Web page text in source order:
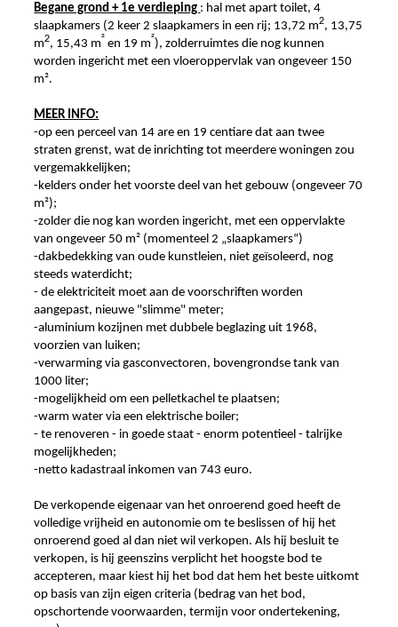
Begane grond + 1e verdieping : hal met apart toilet, 4
slaapkamers (2 keer 2 slaapkamers in een rij; 13,72 m2, 13,75
m2, 15,43 m² en 19 m²), zolderruimtes die nog kunnen
worden ingericht met een vloeroppervlak van ongeveer 150
m².
MEER INFO:
-op een perceel van 14 are en 19 centiare dat aan twee
straten grenst, wat de inrichting tot meerdere woningen zou
vergemakkelijken;
-kelders onder het voorste deel van het gebouw (ongeveer 70
m²);
-zolder die nog kan worden ingericht, met een oppervlakte
van ongeveer 50 m² (momenteel 2 „slaapkamers“)
-dakbedekking van oude kunstleien, niet geïsoleerd, nog
steeds waterdicht;
- de elektriciteit moet aan de voorschriften worden
aangepast, nieuwe "slimme" meter;
-aluminium kozijnen met dubbele beglazing uit 1968,
voorzien van luiken;
-verwarming via gasconvectoren, bovengrondse tank van
1000 liter;
-mogelijkheid om een pelletkachel te plaatsen;
-warm water via een elektrische boiler;
- te renoveren - in goede staat - enorm potentieel - talrijke
mogelijkheden;
-netto kadastraal inkomen van 743 euro.
De verkopende eigenaar van het onroerend goed heeft de
volledige vrijheid en autonomie om te beslissen of hij het
onroerend goed al dan niet wil verkopen. Als hij besluit te
verkopen, is hij geenszins verplicht het hoogste bod te
accepteren, maar kiest hij het bod dat hem het beste uitkomt
op basis van zijn eigen criteria (bedrag van het bod,
opschortende voorwaarden, termijn voor ondertekening,